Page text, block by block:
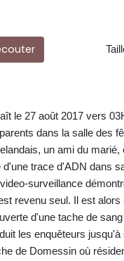
le 27 août 2017 vers
dans la salle des
un ami du
trace d'ADN dans
surveillance
revenu seul. Il est
d'une tache de
les enquêteurs
de Domessin où